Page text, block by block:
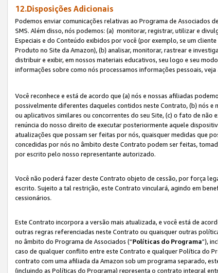
12.Disposições Adicionais
Podemos enviar comunicações relativas ao Programa de Associados
SMS. Além disso, nós podemos: (a) monitorar, registrar, utilizar e
Especiais e do Conteúdo exibidos por você (por exemplo, se um
Produto no Site da Amazon), (b) analisar, monitorar, rastrear e
distribuir e exibir, em nossos materiais educativos, seu logo e seu
informações sobre como nós processamos informações pessoais,
Você reconhece e está de acordo que (a) nós e nossas afiliadas
possivelmente diferentes daqueles contidos neste Contrato, (b) nós
ou aplicativos similares ou concorrentes do seu Site, (c) o fato de
renúncia do nosso direito de executar posteriormente aquele
atualizações que possam ser feitas por nós, quaisquer medidas que
concedidas por nós no âmbito deste Contrato podem ser feitas,
por escrito pelo nosso representante autorizado.
Você não poderá fazer deste Contrato objeto de cessão, por força
escrito. Sujeito a tal restrição, este Contrato vinculará, agindo em
cessionários.
Este Contrato incorpora a versão mais atualizada, e você está de
outras regras referenciadas neste Contrato ou quaisquer outras
no âmbito do Programa de Associados (“Políticas do Programa”),
caso de qualquer conflito entre este Contrato e qualquer Política do
contrato com uma afiliada da Amazon sob um programa separado,
(incluindo as Políticas do Programa) representa o contrato integral